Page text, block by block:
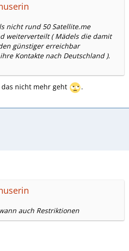
nicht rund 50 Satellite.me
weiterverteilt ( Mädels die damit
günstiger erreichbar
Kontakte nach Deutschland ).
nicht mehr geht .
auch Restriktionen